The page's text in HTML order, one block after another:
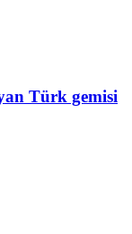
Türk gemisi